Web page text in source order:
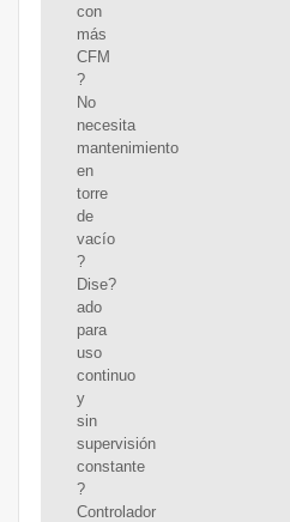
con
más
CFM
?
No
necesita
mantenimiento
en
torre
de
vacío
?
Dise?
ado
para
uso
continuo
y
sin
supervisión
constante
?
Controlador